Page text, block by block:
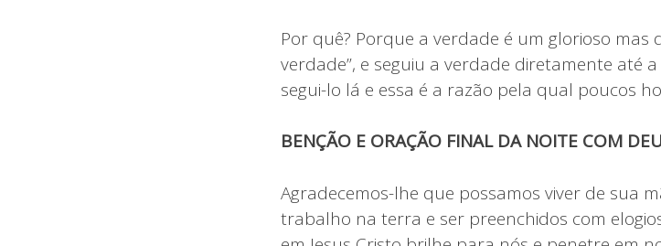
Por quê? Porque a verdade é um glorioso mas
verdade”, e seguiu a verdade diretamente até
segui-lo lá e essa é a razão pela qual poucos
BENÇÃO E ORAÇÃO FINAL DA NOITE COM
Agradecemos-lhe que possamos viver de sua
trabalho na terra e ser preenchidos com